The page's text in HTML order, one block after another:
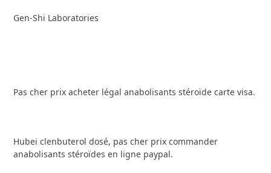
Gen-Shi Laboratories
Pas cher prix acheter légal anabolisants stéroïde carte visa.
Hubei clenbuterol dosé, pas cher prix commander
anabolisants stéroïdes en ligne paypal.